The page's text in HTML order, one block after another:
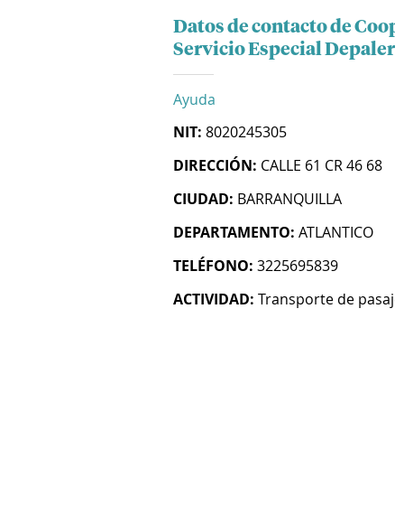
Datos de contacto de
Servicio Especial
Ayuda
NIT: 8020245305
DIRECCIÓN: CALLE 61 CR 46 68
CIUDAD: BARRANQUILLA
DEPARTAMENTO: ATLANTICO
TELÉFONO: 3225695839
ACTIVIDAD: Transporte de